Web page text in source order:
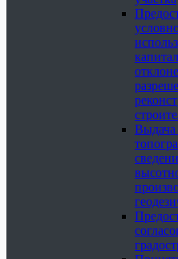
Выдача